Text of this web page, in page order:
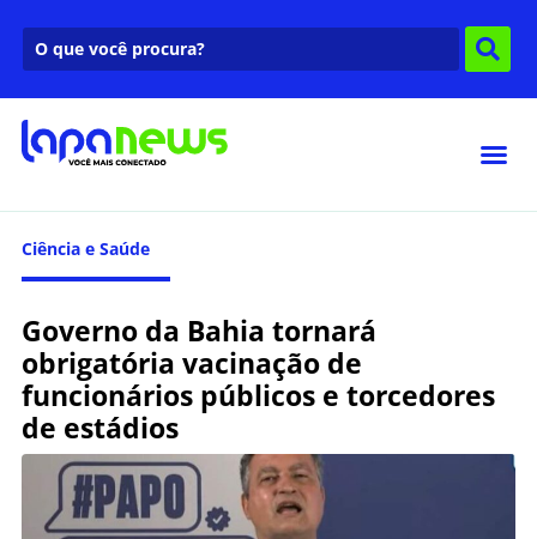
Ciência e Saúde
Governo da Bahia tornará
obrigatória vacinação de
funcionários públicos e torcedores
de estádios